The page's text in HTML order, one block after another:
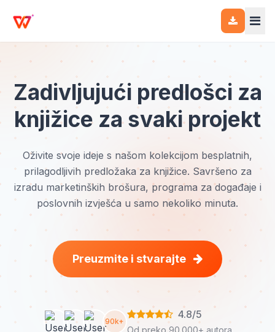
Zadivljujući predlošci za
knjižice za svaki projekt
Oživite svoje ideje s našom kolekcijom besplatnih,
prilagodljivih predložaka za knjižice. Savršeno za
izradu marketinških brošura, programa za događaje i
poslovnih izvješća u samo nekoliko minuta.
Preuzmite i stvarajte
90k+
4.8/5
Od preko 90.000+ autora